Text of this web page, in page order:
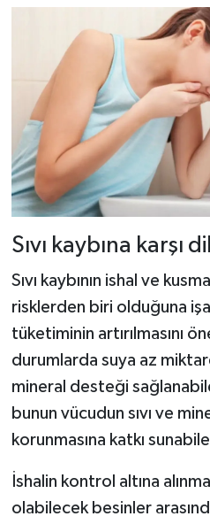
Sıvı kaybına karşı
Sıvı kaybının ishal ve
risklerden biri olduğuna
tüketiminin artırılmasını
durumlarda suya az
mineral desteği
bunun vücudun sıvı ve
korunmasına katkı
İshalin kontrol altına
olabilecek besinler